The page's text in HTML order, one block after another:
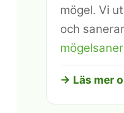
mögel. Vi
och
→ Läs mer